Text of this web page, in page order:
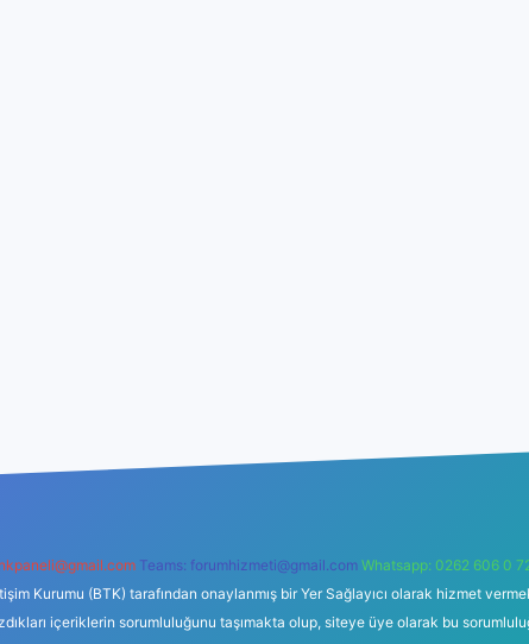
Teams: forumhizmeti@gmail.com Whatsapp: 0262 606 0
Kurumu (BTK) tarafından onaylanmış bir Yer Sağlayıcı olarak hizmet
içeriklerin sorumluluğunu taşımakta olup, siteye üye olarak bu